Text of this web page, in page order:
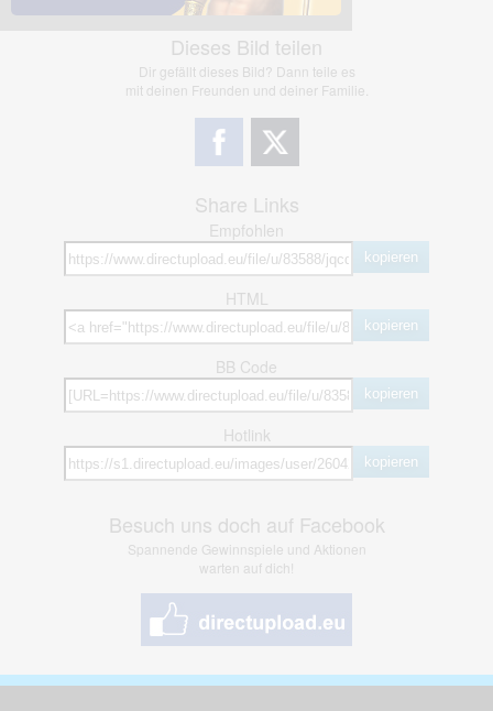
Dieses Bild teilen
Dir gefällt dieses Bild? Dann teile es
mit deinen Freunden und deiner Familie.
Share Links
Empfohlen
kopieren
HTML
kopieren
BB Code
kopieren
Hotlink
kopieren
Besuch uns doch auf Facebook
Spannende Gewinnspiele und Aktionen
warten auf dich!